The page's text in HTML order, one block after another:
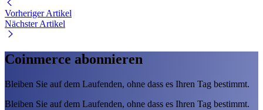
Vorheriger Artikel
Nächster Artikel
Coinmerce abonnieren
Bleiben Sie auf dem Laufenden, ohne dass es Ihren Tag bestimmt.
Bleiben Sie auf dem Laufenden, ohne dass es Ihren Tag bestimmt.